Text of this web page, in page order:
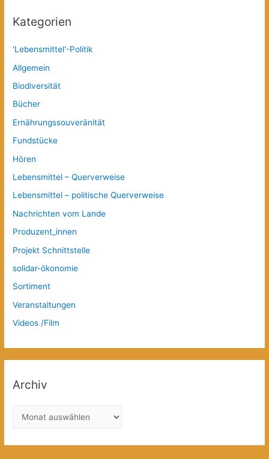
Kategorien
'Lebensmittel'-Politik
Allgemein
Biodiversität
Bücher
Ernährungssouveränität
Fundstücke
Hören
Lebensmittel – Querverweise
Lebensmittel – politische Querverweise
Nachrichten vom Lande
Produzent_innen
Projekt Schnittstelle
solidar-ökonomie
Sortiment
Veranstaltungen
Videos /Film
Archiv
c